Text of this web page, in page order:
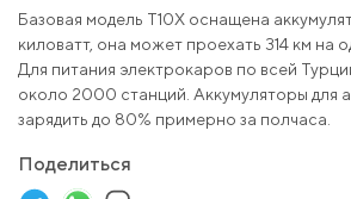
Базовая модель T10X оснащена
киловатт, она может проехать 314 км на
Для питания электрокаров по всей
около 2000 станций. Аккумуляторы для
зарядить до 80% примерно за полчаса.
Поделиться